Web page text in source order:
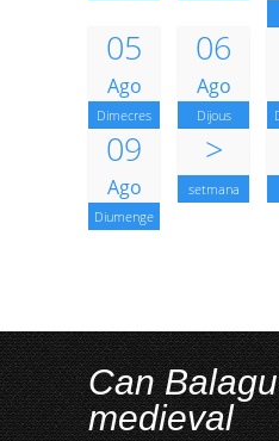
05
Ago
Dimecres
06
Ago
Dijous
09
Ago
Diumenge
>
setmana
Can
medieval